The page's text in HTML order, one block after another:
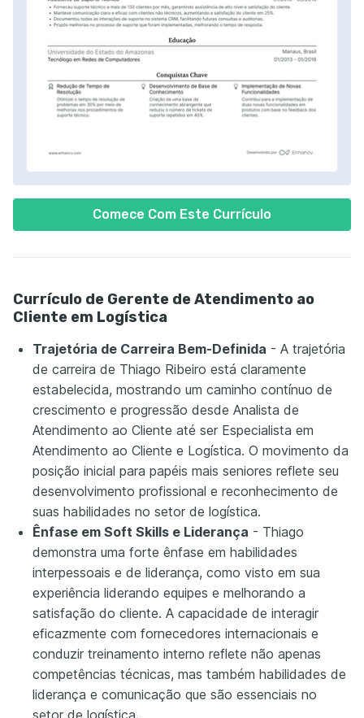
Comece Com Este Currículo
Currículo de Gerente de Atendimento ao
Cliente em Logística
Trajetória de Carreira Bem-Definida - A trajetória
de carreira de Thiago Ribeiro está claramente
estabelecida, mostrando um caminho contínuo de
crescimento e progressão desde Analista de
Atendimento ao Cliente até ser Especialista em
Atendimento ao Cliente e Logística. O movimento da
posição inicial para papéis mais seniores reflete seu
desenvolvimento profissional e reconhecimento de
suas habilidades no setor de logística.
Ênfase em Soft Skills e Liderança - Thiago
demonstra uma forte ênfase em habilidades
interpessoais e de liderança, como visto em sua
experiência liderando equipes e melhorando a
satisfação do cliente. A capacidade de interagir
eficazmente com fornecedores internacionais e
conduzir treinamento interno reflete não apenas
competências técnicas, mas também habilidades de
liderança e comunicação que são essenciais no